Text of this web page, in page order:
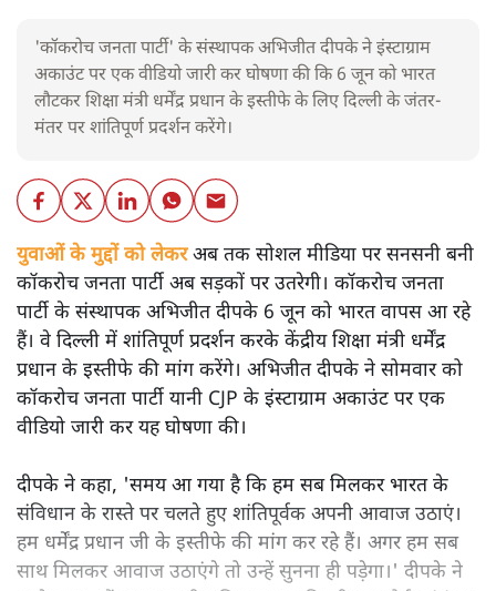
'कॉकरोच जनता पार्टी' के संस्थापक अभिजीत दीपके ने इंस्टाग्राम
अकाउंट पर एक वीडियो जारी कर घोषणा की कि 6 जून को भारत
लौटकर शिक्षा मंत्री धर्मेंद्र प्रधान के इस्तीफे के लिए दिल्ली के जंतर-
मंतर पर शांतिपूर्ण प्रदर्शन करेंगे।
युवाओं के मुद्दों को लेकरअब तक सोशल मीडिया पर सनसनी बनी
कॉकरोच जनता पार्टी अब सड़कों पर उतरेगी। कॉकरोच जनता
पार्टी के संस्थापक अभिजीत दीपके 6 जून को भारत वापस आ रहे
हैं। वे दिल्ली में शांतिपूर्ण प्रदर्शन करके केंद्रीय शिक्षा मंत्री धर्मेंद्र
प्रधान के इस्तीफे की मांग करेंगे। अभिजीत दीपके ने सोमवार को
कॉकरोच जनता पार्टी यानी CJP के इंस्टाग्राम अकाउंट पर एक
वीडियो जारी कर यह घोषणा की।
दीपके ने कहा, 'समय आ गया है कि हम सब मिलकर भारत के
संविधान के रास्ते पर चलते हुए शांतिपूर्वक अपनी आवाज उठाएं।
हम धर्मेंद्र प्रधान जी के इस्तीफे की मांग कर रहे हैं। अगर हम सब
साथ मिलकर आवाज उठाएंगे तो उन्हें सुनना ही पड़ेगा।' दीपके ने